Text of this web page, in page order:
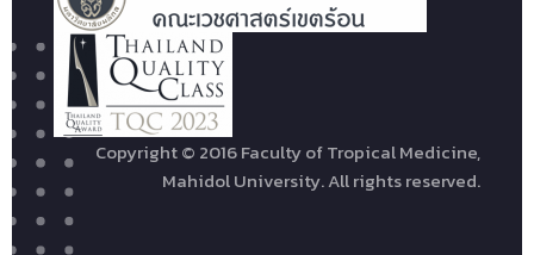
Copyright © 2016 Faculty of Tropical Medicine,
Mahidol University. All rights reserved.